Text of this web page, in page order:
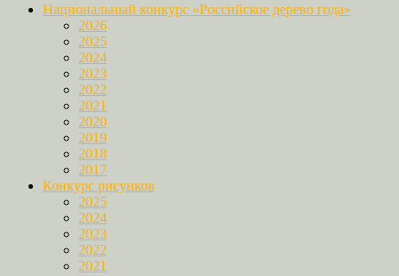
Национальный конкурс «Российское дерево года»
2026
2025
2024
2023
2022
2021
2020
2019
2018
2017
Конкурс рисунков
2025
2024
2023
2022
2021